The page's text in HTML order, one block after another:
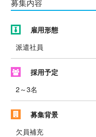
募集内容
雇用形態
派遣社員
採用予定
2～3名
募集背景
欠員補充